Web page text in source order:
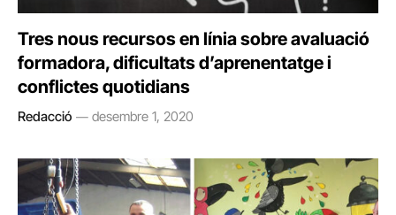
Tres nous recursos en línia sobre avaluació
formadora, dificultats d’aprenentatge i
conflictes quotidians
Redacció desembre 1, 2020